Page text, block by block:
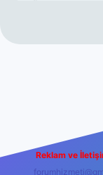
Reklam ve